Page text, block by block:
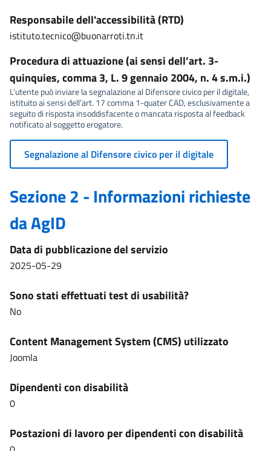
Responsabile dell'accessibilità (RTD)
istituto.tecnico@buonarroti.tn.it
Procedura di attuazione (ai sensi dell’art. 3-
quinquies, comma 3, L. 9 gennaio 2004, n. 4 s.m.i.)
L’utente può inviare la segnalazione al Difensore civico per il digitale,
istituito ai sensi dell’art. 17 comma 1-quater CAD, esclusivamente a
seguito di risposta insoddisfacente o mancata risposta al feedback
notificato al soggetto erogatore.
Segnalazione al Difensore civico per il digitale
Sezione 2 - Informazioni richieste
da AgID
Data di pubblicazione del servizio
2025-05-29
Sono stati effettuati test di usabilità?
No
Content Management System (CMS) utilizzato
Joomla
Dipendenti con disabilità
0
Postazioni di lavoro per dipendenti con disabilità